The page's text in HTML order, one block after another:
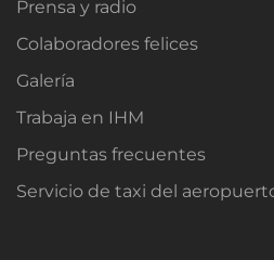
Prensa y radio
Colaboradores felices
Galería
Trabaja en IHM
Preguntas frecuentes
Servicio de taxi del